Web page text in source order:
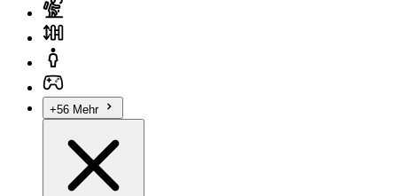
+56 Mehr